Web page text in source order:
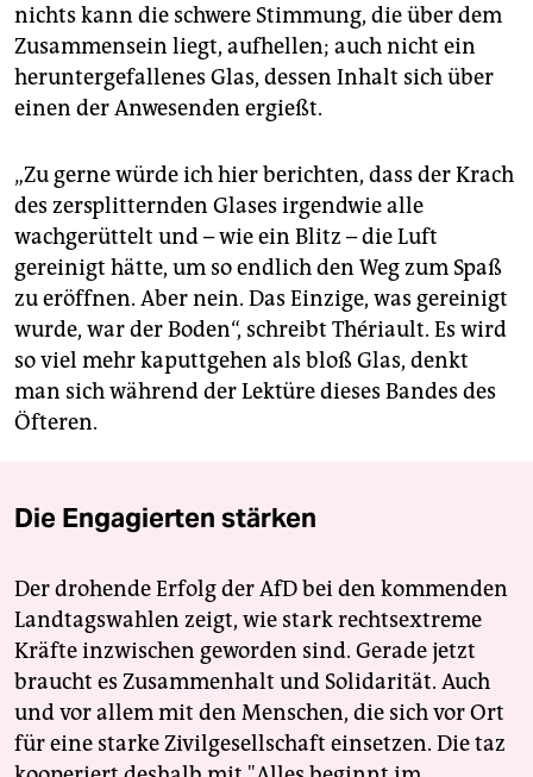
nichts kann die schwere Stimmung, die über dem
Zusammensein liegt, aufhellen; auch nicht ein
heruntergefallenes Glas, dessen Inhalt sich über
einen der Anwesenden ergießt.
„Zu gerne würde ich hier berichten, dass der Krach
des zersplitternden Glases irgendwie alle
wachgerüttelt und – wie ein Blitz – die Luft
gereinigt hätte, um so endlich den Weg zum Spaß
zu eröffnen. Aber nein. Das Einzige, was gereinigt
wurde, war der Boden“, schreibt Thériault. Es wird
so viel mehr kaputtgehen als bloß Glas, denkt
man sich während der Lektüre dieses Bandes des
Öfteren.
Die Engagierten stärken
Der drohende Erfolg der AfD bei den kommenden
Landtagswahlen zeigt, wie stark rechtsextreme
Kräfte inzwischen geworden sind. Gerade jetzt
braucht es Zusammenhalt und Solidarität. Auch
und vor allem mit den Menschen, die sich vor Ort
für eine starke Zivilgesellschaft einsetzen. Die taz